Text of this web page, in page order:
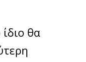
θα